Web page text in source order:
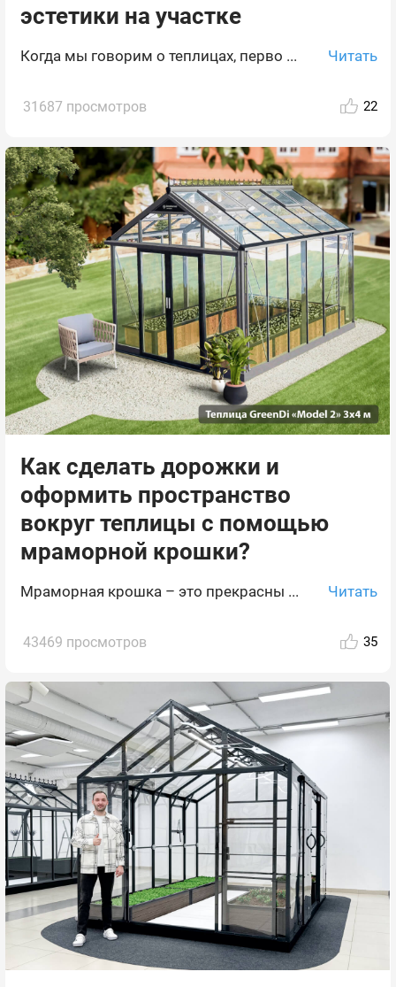
эстетики на участке
Когда мы говорим о теплицах, перво ... Читать
31687 просмотров 22
Как сделать дорожки и
оформить пространство
вокруг теплицы с помощью
мраморной крошки?
Мраморная крошка – это прекрасны ... Читать
43469 просмотров 35